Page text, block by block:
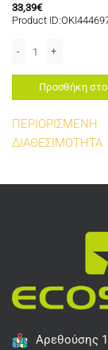
33,39€
Product
Προσθήκη
ΠΕΡΙΟΡΙΣΜΕΝΗ
ΔΙΑΘΕΣΙΜΟΤΗΤΑ
Αρεθούσης